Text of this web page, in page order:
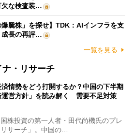
欠な検査装…
爆騰株」を探せ】TDK：AIインフラを支
長の再評…
一覧を見る
ナ・リサーチ
情勢をどう打開するか？中国の下半期
運営方針」を読み解く 需要不足対策
株投資の第一人者・田代尚機氏のプレ
サーチ」。中国の…